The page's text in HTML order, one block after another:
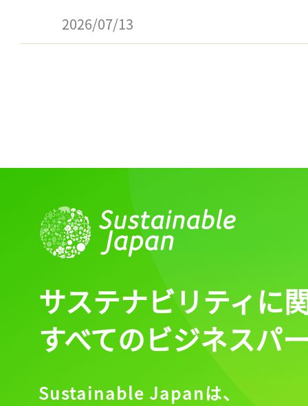
2026/07/13
サステナビリティに
すべてのビジネスパ
Sustainable Japanは、